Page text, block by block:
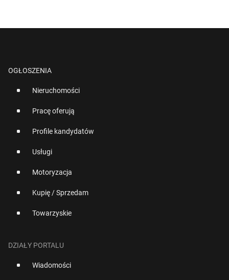
OGŁOSZENIA
Nieruchomości
Pracę oferują
Profile kandydatów
Usługi
Motoryzacja
Kupię / Sprzedam
Towarzyskie
DZIAŁY PORTALU
Wiadomości